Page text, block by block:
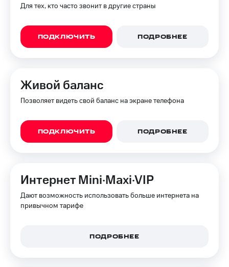
Для тех, кто часто звонит в другие страны
ПОДКЛЮЧИТЬ ПОДРОБНЕЕ
Живой баланс
Позволяет видеть свой баланс на экране телефона
ПОДКЛЮЧИТЬ ПОДРОБНЕЕ
Интернет Mini·Maxi·VIP
Дают возможность использовать больше интернета на
привычном тарифе
ПОДРОБНЕЕ